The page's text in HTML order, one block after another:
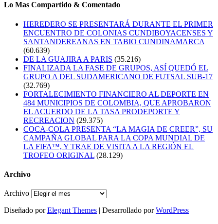
Lo Mas Compartido & Comentado
HEREDERO SE PRESENTARÁ DURANTE EL PRIMER
ENCUENTRO DE COLONIAS CUNDIBOYACENSES Y
SANTANDEREANAS EN TABIO CUNDINAMARCA
(60.639)
DE LA GUAJIRA A PARIS (35.216)
FINALIZADA LA FASE DE GRUPOS, ASÍ QUEDÓ EL
GRUPO A DEL SUDAMERICANO DE FUTSAL SUB-17
(32.769)
FORTALECIMIENTO FINANCIERO AL DEPORTE EN
484 MUNICIPIOS DE COLOMBIA, QUE APROBARON
EL ACUERDO DE LA TASA PRODEPORTE Y
RECREACION (29.375)
COCA-COLA PRESENTA “LA MAGIA DE CREER”, SU
CAMPAÑA GLOBAL PARA LA COPA MUNDIAL DE
LA FIFA™, Y TRAE DE VISITA A LA REGIÓN EL
TROFEO ORIGINAL (28.129)
Archivo
Archivo
Diseñado porElegant Themes | Desarrollado porWordPress